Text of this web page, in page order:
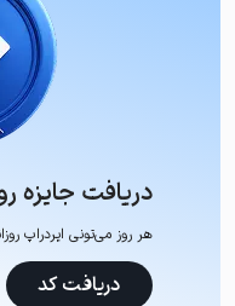
دریافت جایزه
هر روز می‌تونی ایردراپ
دریافت کد